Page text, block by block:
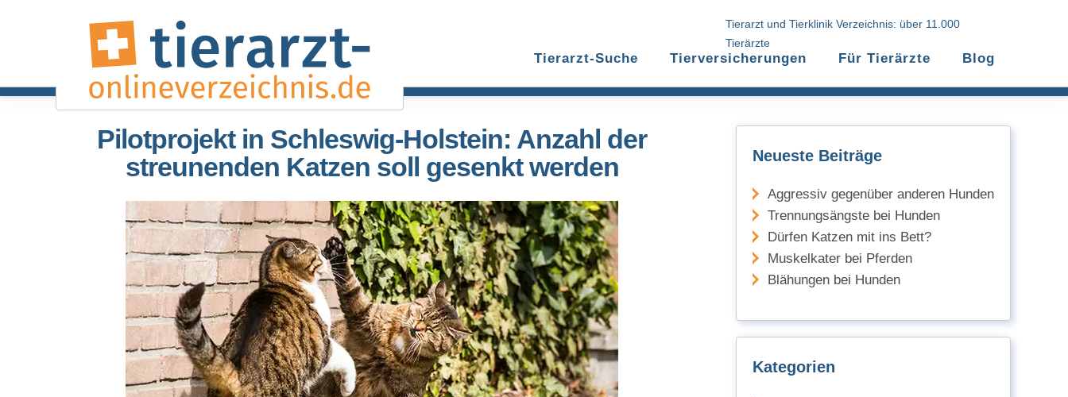
Tierarzt und Tierklinik Verzeichnis: über 11.000
Tierärzte
Tierarzt-Suche Tierversicherungen Für Tierärzte Blog
Pilotprojekt in Schleswig-Holstein: Anzahl der
streunenden Katzen soll gesenkt werden
Neueste Beiträge
Aggressiv gegenüber anderen Hunden
Trennungsängste bei Hunden
Dürfen Katzen mit ins Bett?
Muskelkater bei Pferden
Blähungen bei Hunden
Kategorien